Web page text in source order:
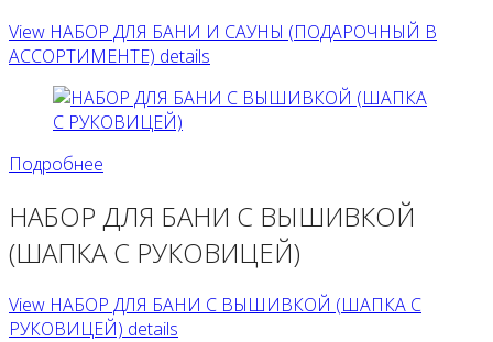
View НАБОР ДЛЯ БАНИ И САУНЫ (ПОДАРОЧНЫЙ В
АССОРТИМЕНТЕ) details
Подробнее
НАБОР ДЛЯ БАНИ С ВЫШИВКОЙ
(ШАПКА С РУКОВИЦЕЙ)
View НАБОР ДЛЯ БАНИ С ВЫШИВКОЙ (ШАПКА С
РУКОВИЦЕЙ) details